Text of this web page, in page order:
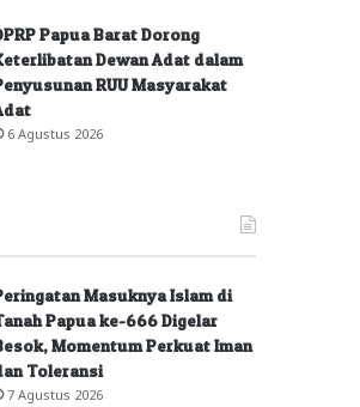
Papua Barat Dorong
Dewan Adat dalam
RUU Masyarakat
6 Agustus 2026
Masuknya Islam di
Papua ke-666 Digelar
Momentum Perkuat Iman
Toleransi
7 Agustus 2026